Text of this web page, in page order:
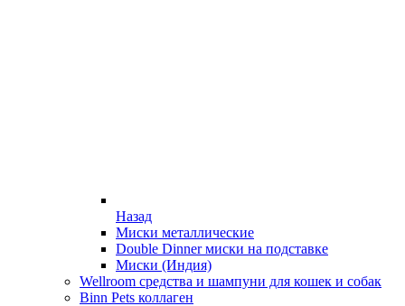
Назад
Миски металлические
Double Dinner миски на подставке
Миски (Индия)
Wellroom средства и шампуни для кошек и собак
Binn Pets коллаген